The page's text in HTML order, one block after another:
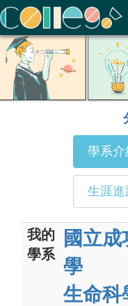
ColleGo! 大學選才與高中
學系介
生涯進
我的
學系
國立成
學
生命科